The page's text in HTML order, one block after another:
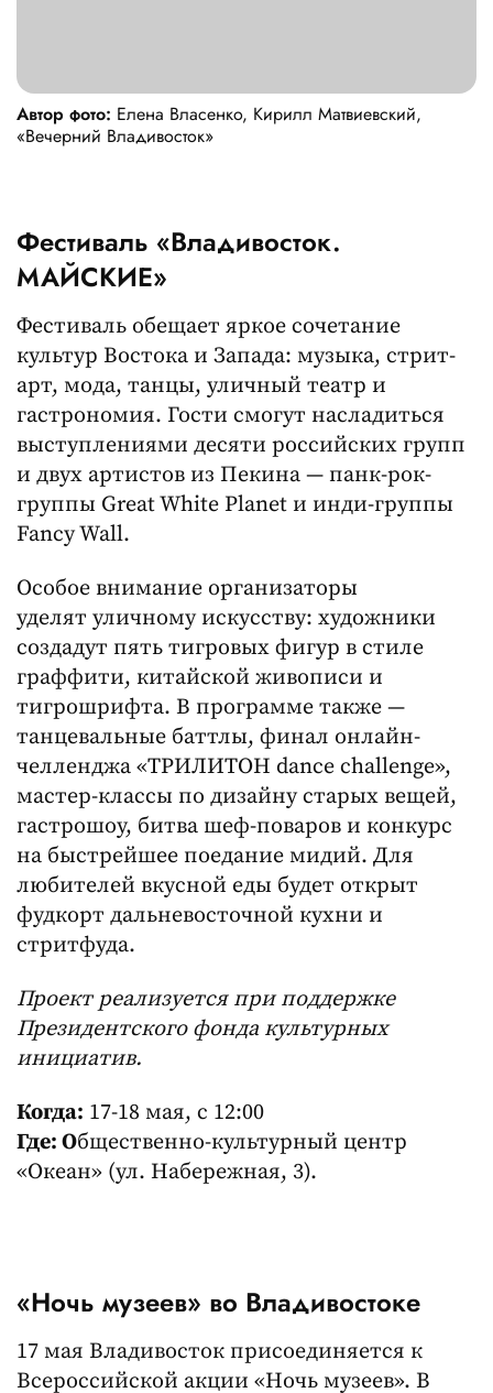
Автор фото: Елена Власенко, Кирилл Матвиевский,
«Вечерний Владивосток»
Фестиваль «Владивосток.
МАЙСКИЕ»
Фестиваль обещает яркое сочетание
культур Востока и Запада: музыка, стрит-
арт, мода, танцы, уличный театр и
гастрономия. Гости смогут насладиться
выступлениями десяти российских групп
и двух артистов из Пекина — панк-рок-
группы Great White Planet и инди-группы
Fancy Wall.
Особое внимание организаторы
уделят уличному искусству: художники
создадут пять тигровых фигур в стиле
граффити, китайской живописи и
тигрошрифта. В программе также —
танцевальные баттлы, финал онлайн-
челленджа «ТРИЛИТОН dance challenge»,
мастер-классы по дизайну старых вещей,
гастрошоу, битва шеф-поваров и конкурс
на быстрейшее поедание мидий. Для
любителей вкусной еды будет открыт
фудкорт дальневосточной кухни и
стритфуда.
Проект реализуется при поддержке
Президентского фонда культурных
инициатив.
Когда: 17-18 мая, с 12:00
Где: Общественно-культурный центр
«Океан» (ул. Набережная, 3).
«Ночь музеев» во Владивостоке
17 мая Владивосток присоединяется к
Всероссийской акции «Ночь музеев». В